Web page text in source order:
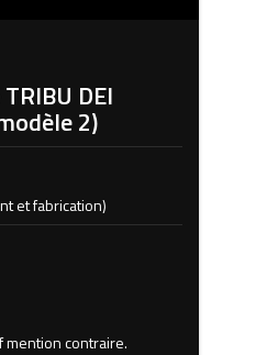
DEI
2)
et fabrication)
mention contraire.